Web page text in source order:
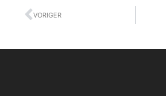
Zurück
VORIGER